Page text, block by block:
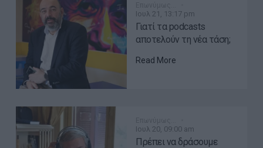
Ιουλ 21, 13:17 pm
Γιατί τα podcasts
αποτελούν τη νέα τάση;
Read More
Ιουλ 20, 09:00 am
Πρέπει να δράσουμε